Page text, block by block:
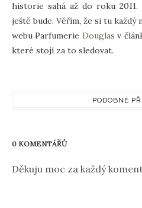
historie sahá až do roku
ještě bude. Věřím, že si tu každý
webu Parfumerie Douglas v
které stojí za to sledovat.
PODOBNÉ
0 KOMENTÁŘŮ
Děkuju moc za každý